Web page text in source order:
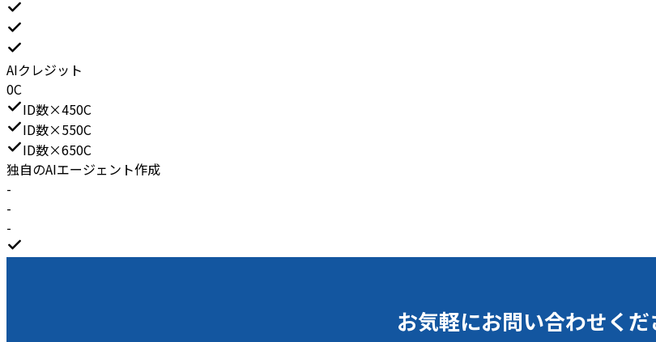
AIクレジット
0C
ID数×450C
ID数×550C
ID数×650C
独自のAIエージェント作成
-
-
-
お気軽にお問い合わせくだ